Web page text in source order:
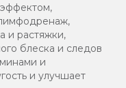
и растяжки,
блеска и следов
и
и улучшает